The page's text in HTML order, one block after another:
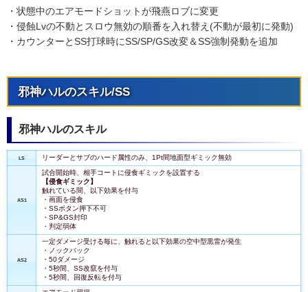
・状態中のエアモードショットが飛燕ロブに変更
・侵蝕Lvの不動とスロウ無効の順番を入れ替え(不動が最初に発動)
・カウンターとSS打球時にSS/SP/GS改変＆SS強制発動を追加
邪神ハルのスキル/SS
邪神ハルのスキル
LS リーダーとサブのハード属性のみ、1Pt間地面型ギミック無効
AS1
試合開始時、相手コートに侵食ギミックを設置する
【侵食ギミック】
触れている間、以下効果を付与
・画面を侵食
・SSボタン押下不可
・SP&GS封印
・判定弱体
AS2
一定ダメージ受ける毎に、触れると以下効果の空中型黒雷が発生
・ノックバック
・50ダメージ
・5秒間、SS改竄を付与
・5秒間、回復反転を付与